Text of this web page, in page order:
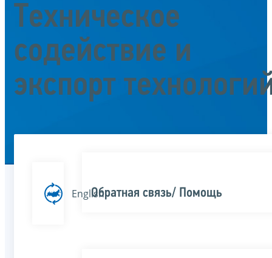
Техническое
содействие и
экспорт
EnglishОбратная связь/ Помощь